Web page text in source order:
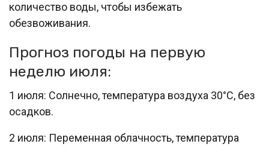
количество воды, чтобы избежать
обезвоживания.
Прогноз погоды на первую
неделю июля:
1 июля: Солнечно, температура воздуха 30°C, без
осадков.
2 июля: Переменная облачность, температура